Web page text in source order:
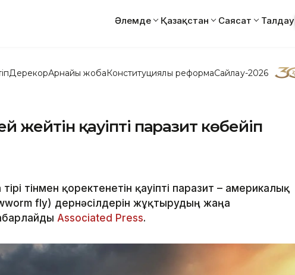
Әлемде Қазақстан Саясат Талдау
ДерекқорАрнайы жобаКонституциялық реформаСайлау-2026
жейтін қауіпті паразит көбейіп
тінмен қоректенетін қауіпті паразит – америкалық
fly) дернәсілдерін жұқтырудың жаңа
Associated Press.